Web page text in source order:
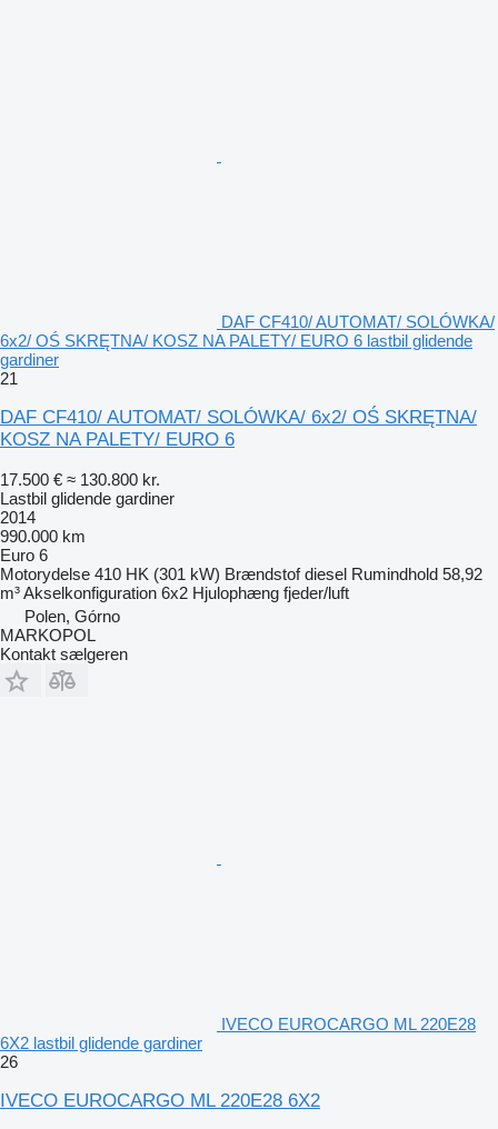
DAF CF410/ AUTOMAT/ SOLÓWKA/
6x2/ OŚ SKRĘTNA/ KOSZ NA PALETY/ EURO 6 lastbil glidende
gardiner
21
DAF CF410/ AUTOMAT/ SOLÓWKA/ 6x2/ OŚ SKRĘTNA/
KOSZ NA PALETY/ EURO 6
17.500 € ≈ 130.800 kr.
Lastbil glidende gardiner
2014
990.000 km
Euro 6
Motorydelse 410 HK (301 kW) Brændstof diesel Rumindhold 58,92
m³Akselkonfiguration 6x2 Hjulophæng fjeder/luft
Polen, Górno
MARKOPOL
Kontakt sælgeren
IVECO EUROCARGO ML 220E28
6X2 lastbil glidende gardiner
26
IVECO EUROCARGO ML 220E28 6X2